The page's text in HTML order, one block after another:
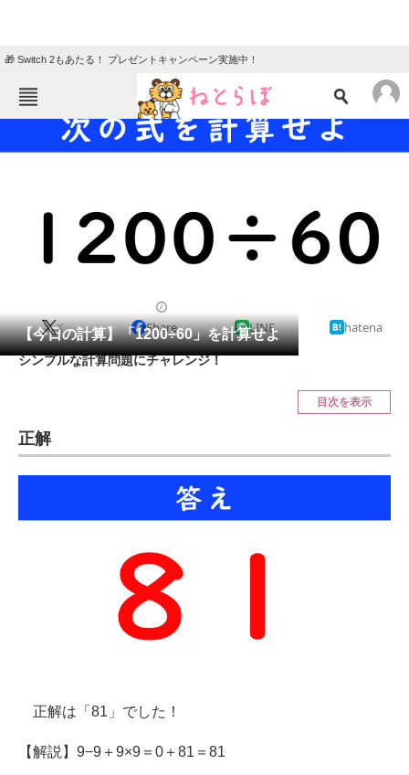
🎁 Switch 2もあたる！ プレゼントキャンペーン実施中！
ねとらぼメニュー
TOP ニュース
地域
教育・育児
会員記事
ITの今と未来を見通す
スマホと通信の最新トレンド
好きが集まる 比べて選べる
ビジネスと働き方のヒント
AI活用のいまが分かる
経営リーダーのコミュニティ
マーケ×ITの今がよく分かる
【今日の計算】「1200÷60」を計算せよ
X Share LINE hatena
シンプルな計算問題にチャレンジ！
目次を表示
正解
正解は「81」でした！
【解説】9−9＋9×9＝0＋81＝81